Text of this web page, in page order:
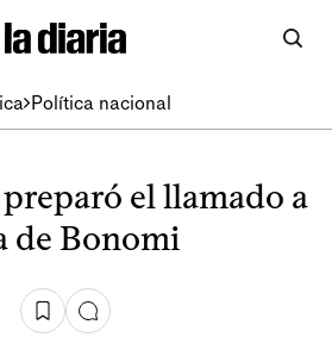
Política nacional
el llamado a
de Bonomi